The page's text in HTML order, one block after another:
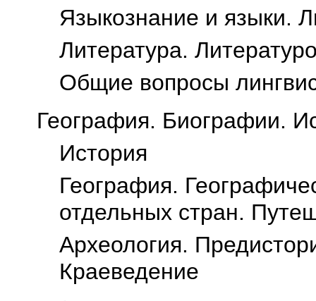
Языкознание и языки.
Литература.
Общие вопросы
География. Биографии.
История
География.
отдельных стран.
Археология.
Краеведение